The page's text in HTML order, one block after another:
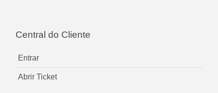
Central do Cliente
Entrar
Abrir Ticket